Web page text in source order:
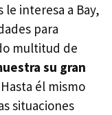
le interesa a Bay,
para
multitud de
su gran
él mismo
situaciones